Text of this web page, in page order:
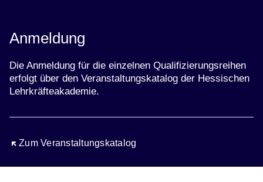
Anmeldung
Die Anmeldung für die einzelnen Qualifizierungsreihen
erfolgt über den Veranstaltungskatalog der Hessischen
Lehrkräfteakademie.
Zum Veranstaltungskatalog
Öffnet sich in einem neuen Fenster